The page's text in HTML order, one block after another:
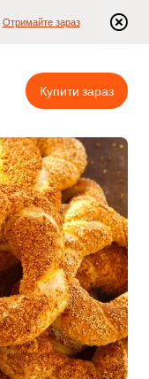
Отримайте зараз
Купити зараз
Їж як місцевий — нічний тур вуличною їжею в Стамбулі